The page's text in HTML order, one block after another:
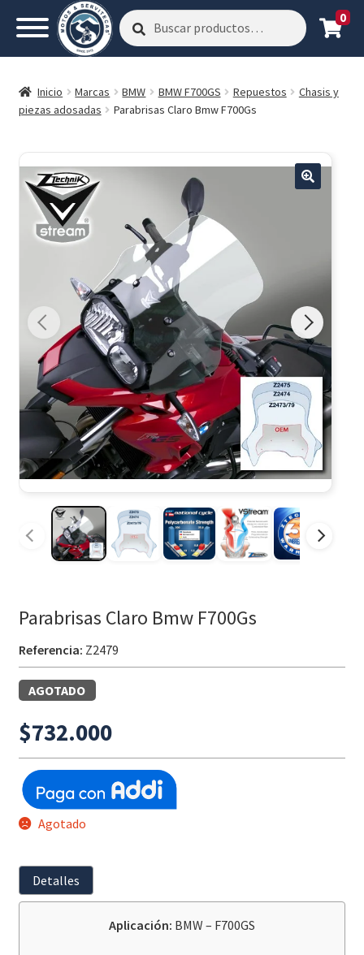
Buscar
por:
Buscar 0
Inicio Marcas BMW BMW F700GS Repuestos
Chasis y
piezas adosadas
Parabrisas Claro Bmw F700Gs
Parabrisas Claro Bmw F700Gs
Referencia: Z2479
AGOTADO
$732.000
Agotado
Detalles
Aplicación: BMW – F700GS